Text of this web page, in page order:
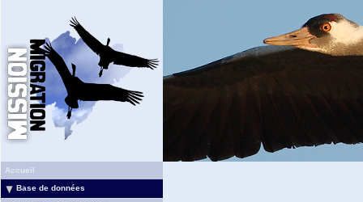
Accueil
Base de données